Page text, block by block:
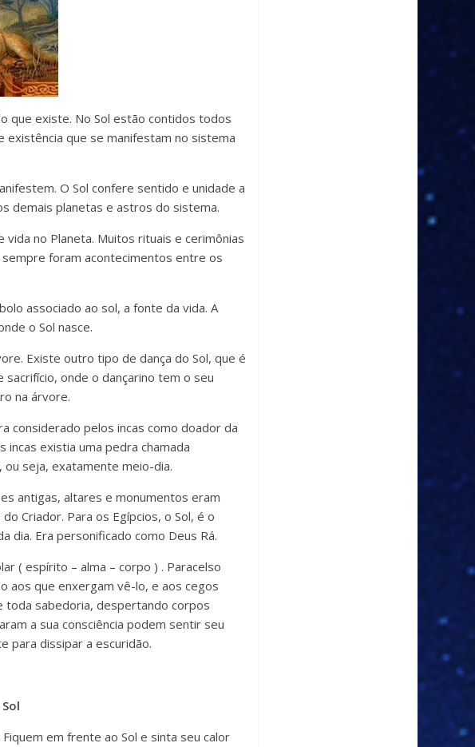
que existe. No Sol estão contidos todos
que se manifestam no sistema
O Sol confere sentido e unidade a
demais planetas e astros do sistema.
no Planeta. Muitos rituais e cerimônias
foram acontecimentos entre os
associado ao sol, a fonte da vida. A
o Sol nasce.
Existe outro tipo de dança do Sol, que é
onde o dançarino tem o seu
na árvore.
considerado pelos incas como doador da
incas existia uma pedra chamada
ou seja, exatamente meio-dia.
antigas, altares e monumentos eram
Criador. Para os Egípcios, o Sol, é o
dia. Era personificado como Deus Rá.
( espírito – alma – corpo ) . Paracelso
aos que enxergam vê-lo, e aos cegos
toda sabedoria, despertando corpos
a sua consciência podem sentir seu
para dissipar a escuridão.
em frente ao Sol e sinta seu calor